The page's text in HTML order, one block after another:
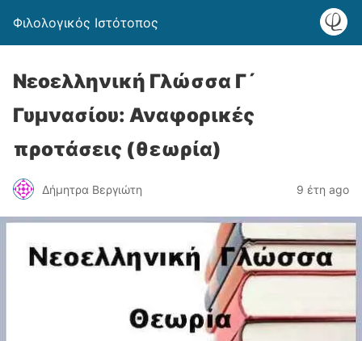
Φιλολογικός Ιστότοπος
Νεοελληνική Γλώσσα Γ´
Γυμνασίου: Αναφορικές
προτάσεις (θεωρία)
Δήμητρα Βεργιώτη 9 έτη ago